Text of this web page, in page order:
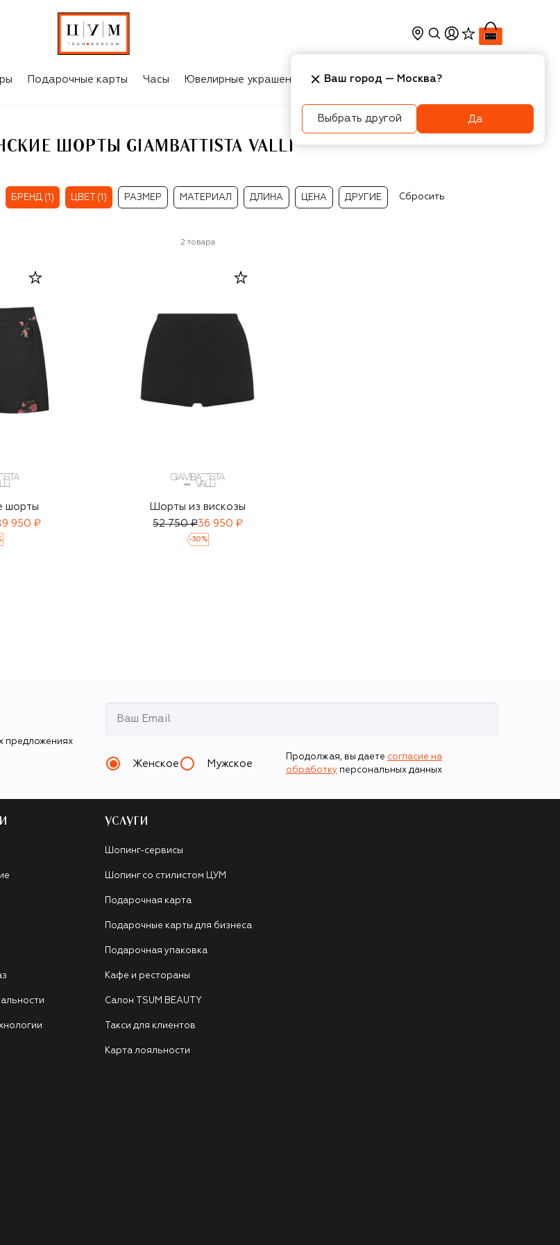
Подарочные карты Часы Ювелирные украшения Косметика Интерьер
ШОРТЫ GIAMBATTISTA VALLI
БРЕНД (1) ЦВЕТ (1) РАЗМЕР МАТЕРИАЛ ДЛИНА ЦЕНА ДРУГИЕ Сбросить
2 товара
шорты
950 ₽
Шорты из вискозы
52 750 ₽36 950 ₽
-30 %
предложениях
Женское Мужское
Продолжая, вы даете согласие на
обработку персональных данных
УСЛУГИ
Шопинг-сервисы
Шопинг со стилистом ЦУМ
Подарочная карта
Подарочные карты для бизнеса
Подарочная упаковка
Кафе и рестораны
Салон TSUM BEAUTY
Такси для клиентов
Карта лояльности
Ваш город — Москва?
Выбрать другой Да